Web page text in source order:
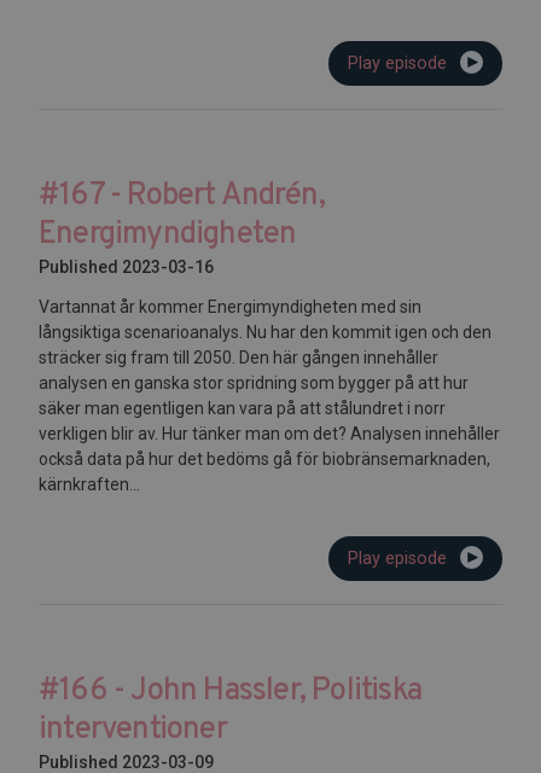
Play episode
#167 - Robert Andrén,
Energimyndigheten
Published 2023-03-16
Vartannat år kommer Energimyndigheten med sin
långsiktiga scenarioanalys. Nu har den kommit igen och den
sträcker sig fram till 2050. Den här gången innehåller
analysen en ganska stor spridning som bygger på att hur
säker man egentligen kan vara på att stålundret i norr
verkligen blir av. Hur tänker man om det? Analysen innehåller
också data på hur det bedöms gå för biobränsemarknaden,
kärnkraften...
Play episode
#166 - John Hassler, Politiska
interventioner
Published 2023-03-09